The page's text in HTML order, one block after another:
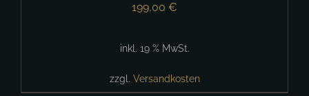
199,00 €
inkl. 19 % MwSt.
zzgl. Versandkosten